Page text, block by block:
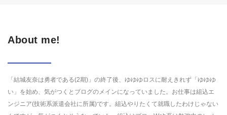
About me!
「結城友奈は勇者である(2期)」の終了後、ゆゆゆロスに耐えきれず「ゆゆゆ
い」を始め、気がつくとブログのメインになっていました。お仕事は組込エ
ンジニア(技術系派遣会社に所属)です。組込やりたくて就職したわけじゃない